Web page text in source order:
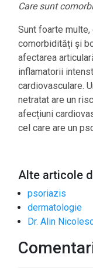
Care sunt
Sunt foarte
comorbidități și
afectarea
inflamatorii
cardiovasculare.
netratat are un
afecțiuni
cel care are un
Alte articole
psoriazis
dermatologie
Dr. Alin